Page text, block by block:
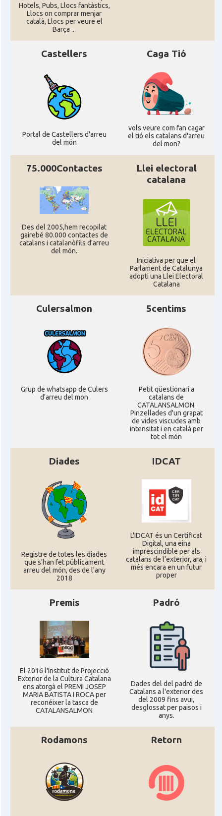
CAMON Catalans a Newcastle upon Tyne
CAMON
CAMON Catalans a Portsmouth
CAMON
Catalans a RUGBY
Catalans a SHEFFIELD
CAMON Catalans a SOUTHAMPTON
CAMON Catalans a STIRLING
Catalans a WIGHT
Casal Centre Català d'Escòcia
Delegació del Govern al Regne Unit i
Irlanda
Consolat general a Edinburgh
Ambaixada
* + ambaixades i consolats
Hotels, Pubs, Llocs fantàstics,
Llocs on comprar menjar
català, Llocs per veure el
Barça ...
Castellers
Portal de Castellers d'arreu
del món
Caga Tió
vols veure com fan cagar
el tió els catalans d'arreu
del mon?
75.000Contactes
Des del 2005,hem recopilat
gairebé 80.000 contactes de
catalans i catalanòfils d'arreu
del món.
Llei electoral
catalana
Iniciativa per que el
Parlament de Catalunya
adopti una Llei Electoral
Catalana
Culersalmon
Grup de whatsapp de Culers
d'arreu del mon
5centims
Petit qüestionari a
catalans de
CATALANSALMON.
Pinzellades d'un grapat
de vides viscudes amb
intensitat i en català per
tot el món
Diades
Registre de totes les diades
que s'han fet públicament
arreu del món, des de l'any
2018
IDCAT
L'IDCAT és un Certificat
Digital, una eina
imprescindible per als
catalans de l'exterior, ara, i
més encara en un futur
proper
Premis
El 2016 l'Institut de Projecció
Exterior de la Cultura Catalana
ens atorgà el PREMI JOSEP
MARIA BATISTA I ROCA per
reconéixer la tasca de
CATALANSALMON
Padró
Dades del del padró de
Catalans a l'exterior des
del 2009 fins avui,
desglossat per paisos i
anys.
Rodamons Retorn